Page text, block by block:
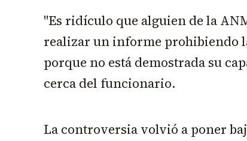
"Es ridículo que alguien de la
realizar un informe prohibiendo
porque no está demostrada su
cerca del funcionario.
La controversia volvió a poner